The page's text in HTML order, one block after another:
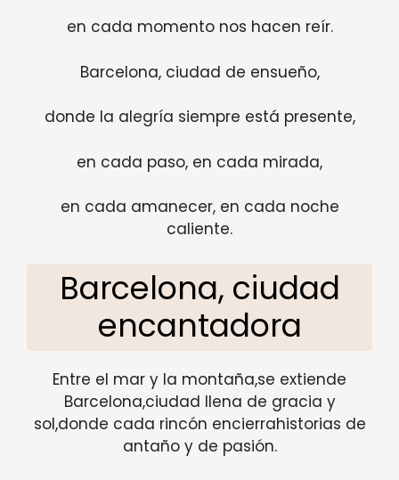
en cada momento nos hacen reír.
Barcelona, ciudad de ensueño,
donde la alegría siempre está presente,
en cada paso, en cada mirada,
en cada amanecer, en cada noche
caliente.
Barcelona, ciudad
encantadora
Entre el mar y la montaña,se extiende
Barcelona,ciudad llena de gracia y
sol,donde cada rincón encierrahistorias de
antaño y de pasión.